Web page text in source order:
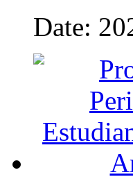
Date: